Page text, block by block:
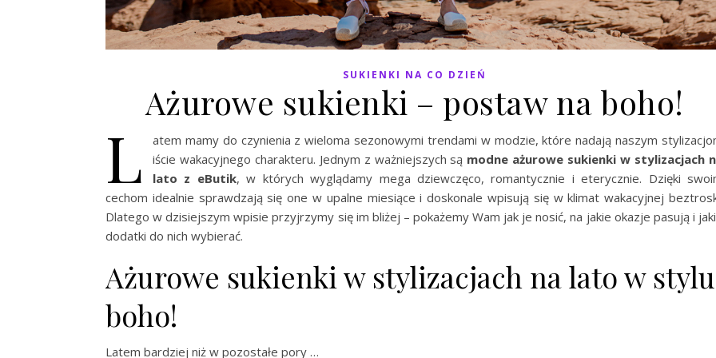
SUKIENKI NA CO DZIEŃ
Ażurowe sukienki – postaw na boho!
L
atem mamy do czynienia z wieloma sezonowymi trendami w modzie, które nadają naszym
iście wakacyjnego charakteru. Jednym z ważniejszych są modne ażurowe sukienki w stylizacjach
lato z eButik, w których wyglądamy mega dziewczęco, romantycznie i eterycznie. Dzięki
cechom idealnie sprawdzają się one w upalne miesiące i doskonale wpisują się w klimat wakacyjnej
Dlatego w dzisiejszym wpisie przyjrzymy się im bliżej – pokażemy Wam jak je nosić, na jakie okazje pasują i
dodatki do nich wybierać.
Ażurowe sukienki w stylizacjach na lato w stylu
boho!
Latem bardziej niż w pozostałe pory …